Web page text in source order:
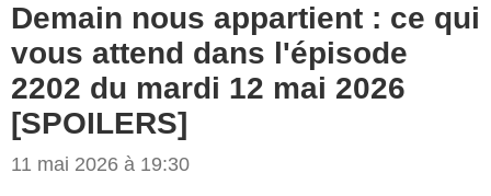
Demain nous appartient : ce qui
vous attend dans l'épisode
2202 du mardi 12 mai 2026
[SPOILERS]
11 mai 2026 à 19:30